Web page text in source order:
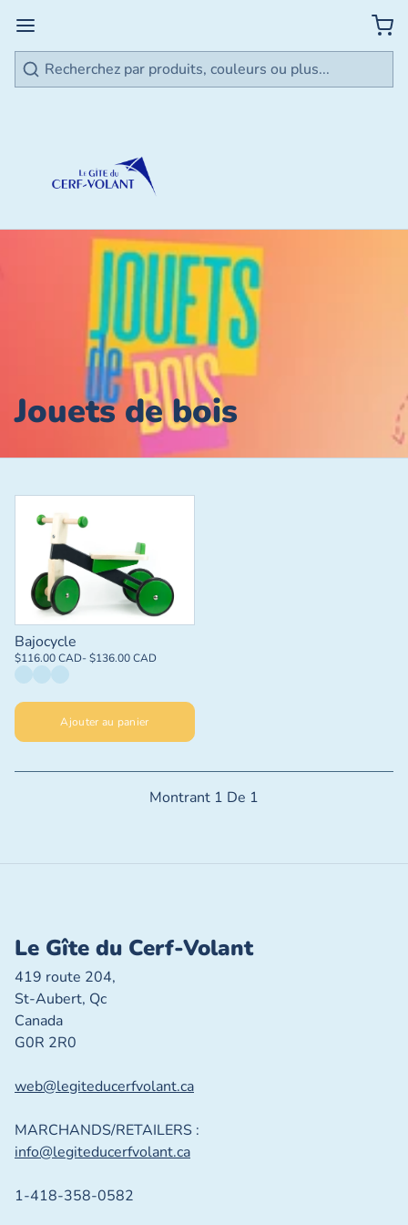
Jouets de bois
Bajocycle
$116.00 CAD- $136.00 CAD
Ajouter au panier
Montrant 1 De 1
Le Gîte du Cerf-Volant
419 route 204,
St-Aubert, Qc
Canada
G0R 2R0
web@legiteducerfvolant.ca
MARCHANDS/RETAILERS :
info@legiteducerfvolant.ca
1-418-358-0582